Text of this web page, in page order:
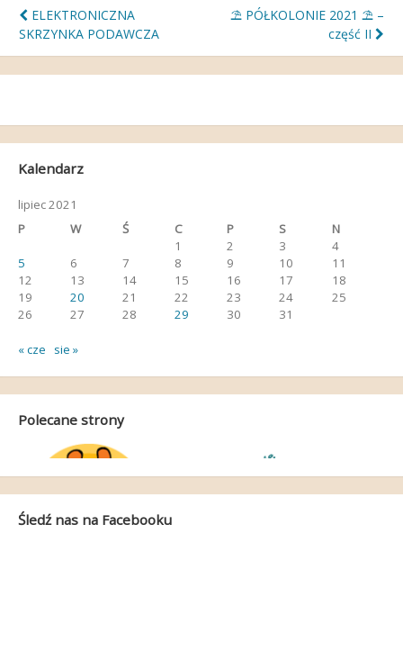
Nawigacja
wpisu
ELEKTRONICZNA
SKRZYNKA PODAWCZA
⛱ PÓŁKOLONIE 2021 ⛱ –
część II
Kalendarz
lipiec 2021
P
W Ś C P S
N
1
2 3
4
5
6 7 8 9 10
11
12
13 14 15 16 17
18
19
20 21 22 23 24
25
26
27 28 29 30 31
« cze sie »
Polecane strony
Śledź nas na Facebooku